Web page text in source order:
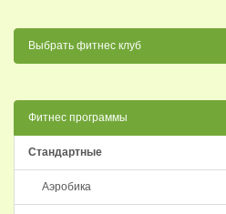
Выбрать фитнес клуб
Фитнес программы
Стандартные
Аэробика